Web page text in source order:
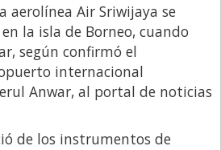
aerolínea Air Sriwijaya se
la isla de Borneo, cuando
según confirmó el
internacional
Anwar, al portal de noticias
de los instrumentos de